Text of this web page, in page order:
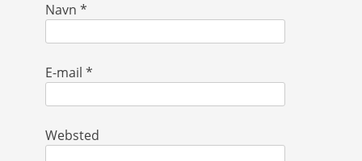
Navn *
E-mail *
Websted